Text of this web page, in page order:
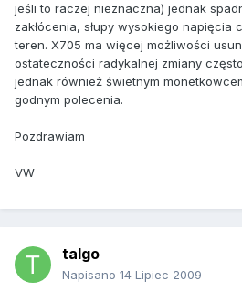
jeśli to raczej nieznaczna) jednak
zakłócenia, słupy wysokiego napięcia
teren. X705 ma więcej możliwości
ostateczności radykalnej zmiany
jednak również świetnym
godnym polecenia.
Pozdrawiam
VW
talgo
Napisano 14 Lipiec 2009